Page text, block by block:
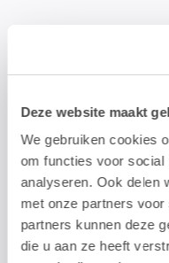
Deze website maakt
We gebruiken cookies
om functies voor social
analyseren. Ook delen
met onze partners
partners kunnen deze
die u aan ze heeft
Wij gebruiken je e-
nieuwsbrief te kunnen
derden, en houden